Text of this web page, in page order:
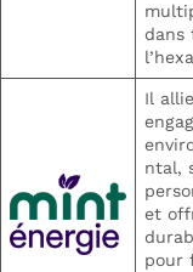
dans
Il allie
ntal,
et
pour